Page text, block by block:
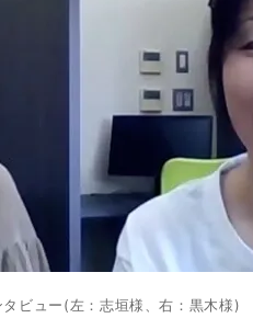
ビュー(左：志垣様、右：黒木様)